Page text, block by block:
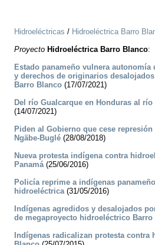
Hidroeléctricas / Hidroeléctrica Barro
Proyecto Hidroeléctrica Barro Blanco:
Estado panameño vulnera autonomía
y derechos de originarios
Barro Blanco (17/07/2021)
Del río Gualcarque en Honduras al río
(14/07/2021)
Piden al Gobierno que cese
Ngäbe-Buglé (28/08/2018)
Nueva protesta indígena contra
Panamá(25/06/2016)
Policía reprime a indígenas
hidroeléctrica(31/05/2016)
Indígenas agredidos y desalojados
de megaproyecto hidroeléctrico Barro
Indígenas radicalizan protesta contra